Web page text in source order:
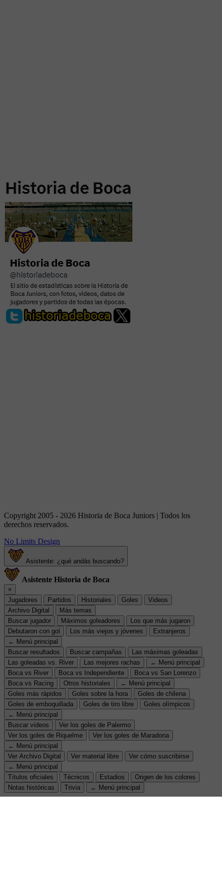
Copyright 2005 - 2026 Historia de Boca Juniors | Todos los
derechos reservados.
No Limits Design
Asistente: ¿qué andás buscando?
Asistente Historia de Boca
×
Jugadores
Partidos Historiales Goles
Videos
Archivo Digital
Más temas
Buscar jugador
Máximos goleadores
Los que más jugaron
Debutaron con gol
Los más viejos y jóvenes
Extranjeros
← Menú principal
Buscar resultados
Buscar campañas
Las máximas goleadas
Las goleadas vs. River
Las mejores rachas
← Menú principal
Boca vs River
Boca vs Independiente
Boca vs San Lorenzo
Boca vs Racing
Otros historiales
← Menú principal
Goles más rápidos
Goles sobre la hora
Goles de chilena
Goles de emboquillada
Goles de tiro libre
Goles olímpicos
← Menú principal
Buscar videos
Ver los goles de Palermo
Ver los goles de Riquelme
Ver los goles de Maradona
← Menú principal
Ver Archivo Digital
Ver material libre
Ver cómo suscribirse
← Menú principal
Títulos oficiales
Técnicos Estadios
Origen de los colores
Notas históricas
Trivia ← Menú principal